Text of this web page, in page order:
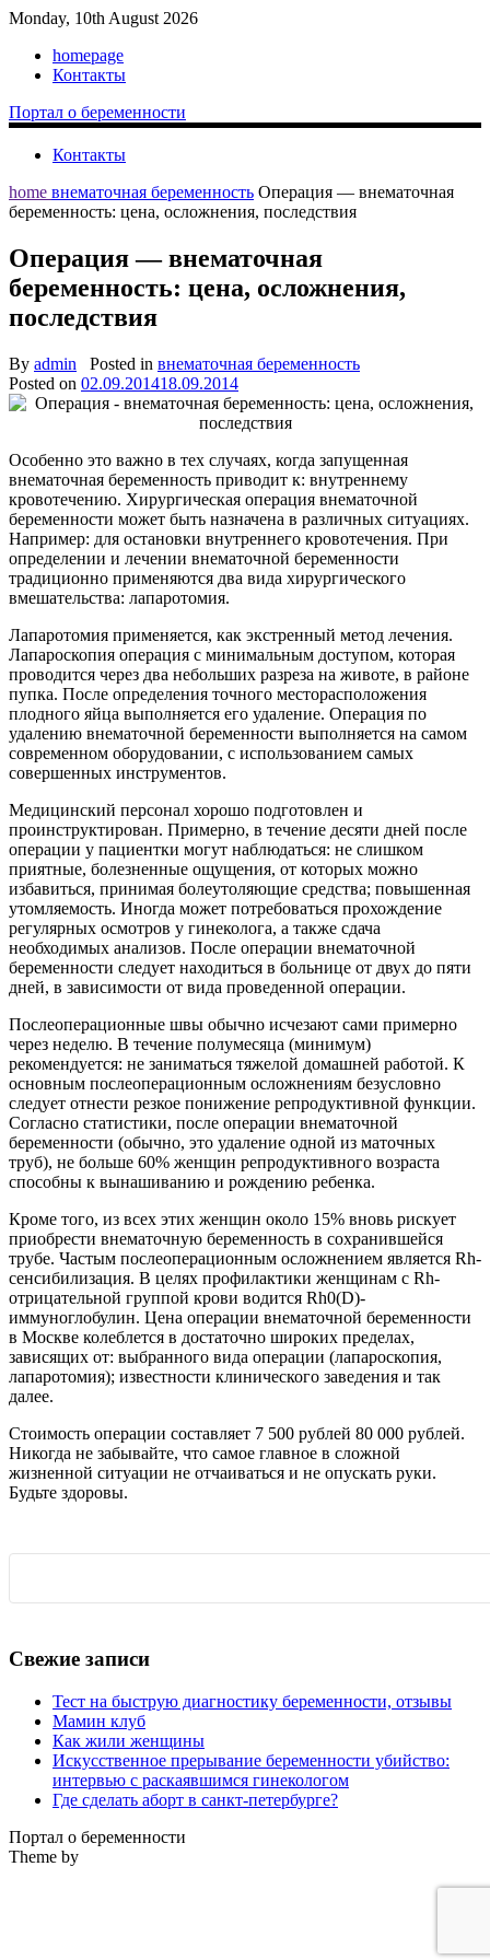
Monday, 10th August 2026
homepage
Контакты
Портал о беременности
Контакты
home внематочная беременность Операция — внематочная
беременность: цена, осложнения, последствия
Операция — внематочная
беременность: цена, осложнения,
последствия
By admin Posted in внематочная беременность
Posted on 02.09.201418.09.2014
Особенно это важно в тех случаях, когда запущенная
внематочная беременность приводит к: внутреннему
кровотечению. Хирургическая операция внематочной
беременности может быть назначена в различных ситуациях.
Например: для остановки внутреннего кровотечения. При
определении и лечении внематочной беременности
традиционно применяются два вида хирургического
вмешательства: лапаротомия.
Лапаротомия применяется, как экстренный метод лечения.
Лапароскопия операция с минимальным доступом, которая
проводится через два небольших разреза на животе, в районе
пупка. После определения точного месторасположения
плодного яйца выполняется его удаление. Операция по
удалению внематочной беременности выполняется на самом
современном оборудовании, с использованием самых
совершенных инструментов.
Медицинский персонал хорошо подготовлен и
проинструктирован. Примерно, в течение десяти дней после
операции у пациентки могут наблюдаться: не слишком
приятные, болезненные ощущения, от которых можно
избавиться, принимая болеутоляющие средства; повышенная
утомляемость. Иногда может потребоваться прохождение
регулярных осмотров у гинеколога, а также сдача
необходимых анализов. После операции внематочной
беременности следует находиться в больнице от двух до пяти
дней, в зависимости от вида проведенной операции.
Послеоперационные швы обычно исчезают сами примерно
через неделю. В течение полумесяца (минимум)
рекомендуется: не заниматься тяжелой домашней работой. К
основным послеоперационным осложнениям безусловно
следует отнести резкое понижение репродуктивной функции.
Согласно статистики, после операции внематочной
беременности (обычно, это удаление одной из маточных
труб), не больше 60% женщин репродуктивного возраста
способны к вынашиванию и рождению ребенка.
Кроме того, из всех этих женщин около 15% вновь рискует
приобрести внематочную беременность в сохранившейся
трубе. Частым послеоперационным осложнением является Rh-
сенсибилизация. В целях профилактики женщинам с Rh-
отрицательной группой крови водится Rh0(D)-
иммуноглобулин. Цена операции внематочной беременности
в Москве колеблется в достаточно широких пределах,
зависящих от: выбранного вида операции (лапароскопия,
лапаротомия); известности клинического заведения и так
далее.
Стоимость операции составляет 7 500 рублей 80 000 рублей.
Никогда не забывайте, что самое главное в сложной
жизненной ситуации не отчаиваться и не опускать руки.
Будьте здоровы.
Свежие записи
Тест на быструю диагностику беременности, отзывы
Мамин клуб
Как жили женщины
Искусственное прерывание беременности убийство:
интервью с раскаявшимся гинекологом
Где сделать аборт в санкт-петербурге?
Портал о беременности
Theme by